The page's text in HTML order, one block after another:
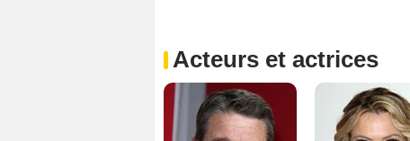
Acteurs et actrices